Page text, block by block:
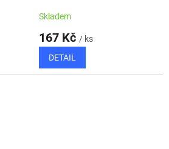
Skladem
167 Kč / ks
DETAIL